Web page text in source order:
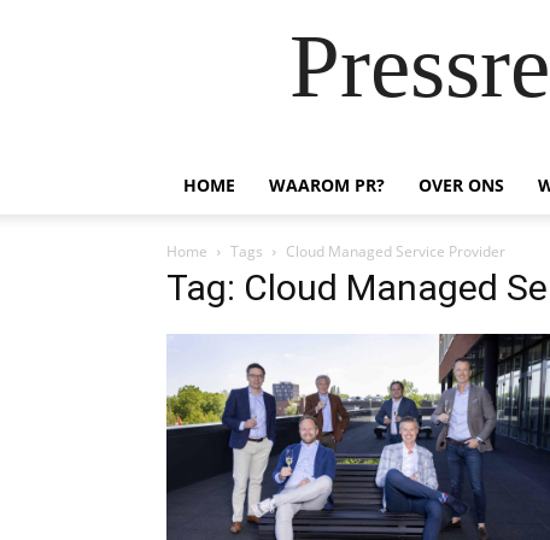
HOME WAAROM PR? OVER ONS
Home Tags Cloud Managed Service Provider
Tag: Cloud Managed